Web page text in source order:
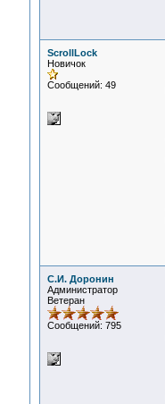
ScrollLock
Новичок
Сообщений: 49
С.И. Доронин
Администратор
Ветеран
Сообщений: 795